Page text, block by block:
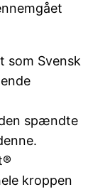
som Svensk
spændte
kroppen